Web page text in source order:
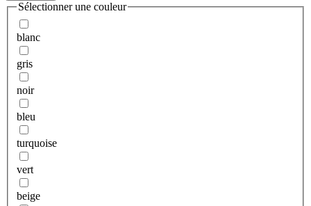
Sélectionner une couleur
blanc
gris
noir
bleu
turquoise
vert
beige